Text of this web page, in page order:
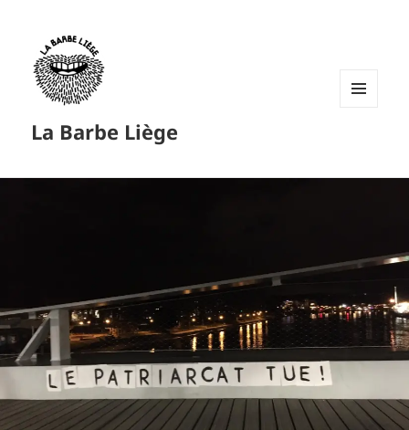
La Barbe Liège